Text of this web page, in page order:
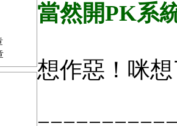
當然開PK系
想作惡！咪